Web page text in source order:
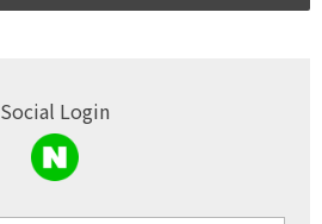
Social Login